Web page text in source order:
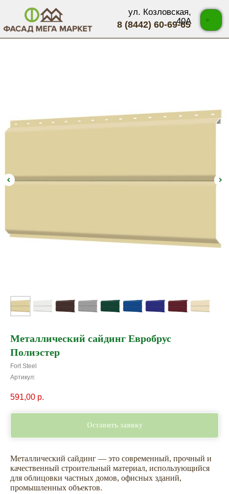
8 (8442) 60-69-65
ул. Козловская,
40А
Металлический сайдинг Евробрус
Полиэстер
Fort Steel
Артикул:
591,00 р.
Оставить заявку
Металлический сайдинг — это современный, прочный и
качественный строительный материал, использующийся
для облицовки частных домов, офисных зданий,
промышленных объектов.